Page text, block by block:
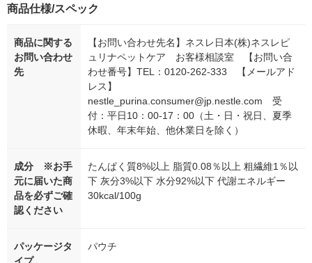
商品仕様/スペック
商品に関する
お問い合わせ
先
【お問い合わせ先名】ネスレ日本(株)ネスレピ
ュリナペットケア お客様相談室 【お問い合
わせ番号】TEL：0120-262-333 【メールアド
レス】
nestle_purina.consumer@jp.nestle.com 受
付：平日10：00-17：00（土・日・祝日、夏季
休暇、年末年始、他休業日を除く）
成分 ※お手
元に届いた商
品を必ずご確
認ください
たんぱく質8%以上 脂質0.08％以上 粗繊維1％以
下 灰分3%以下 水分92%以下 代謝エネルギー
30kcal/100g
パッケージタ
パウチ